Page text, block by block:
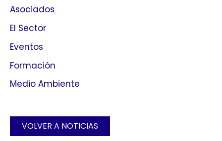
Asociados
El Sector
Eventos
Formación
Medio Ambiente
VOLVER A NOTICIAS